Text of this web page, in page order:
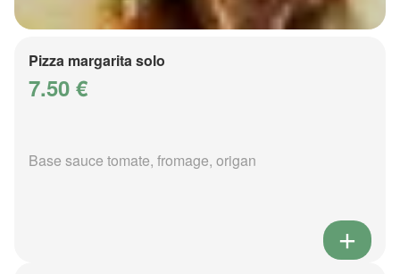
Pizza margarita solo
7.50 €
Base sauce tomate, fromage, origan